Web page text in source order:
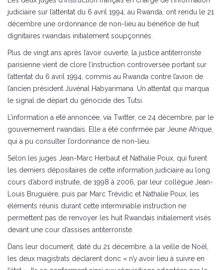
judiciaire sur l’attentat du 6 avril 1994, au Rwanda, ont rendu le 21
décembre une ordonnance de non-lieu au bénéfice de huit
dignitaires rwandais initialement soupçonnés.
Plus de vingt ans après l’avoir ouverte, la justice antiterroriste
parisienne vient de clore l’instruction controversée portant sur
l’attentat du 6 avril 1994, commis au Rwanda contre l’avion de
l’ancien président Juvénal Habyarimana. Un attentat qui marqua
le signal de départ du génocide des Tutsi.
L’information a été annoncée, via Twitter, ce 24 décembre, par le
gouvernement rwandais. Elle a été confirmée par Jeune Afrique,
qui a pu consulter l’ordonnance de non-lieu.
Selon les juges Jean-Marc Herbaut et Nathalie Poux, qui furent
les derniers dépositaires de cette information judiciaire au long
cours d’abord instruite, de 1998 à 2006, par leur collègue Jean-
Louis Bruguière, puis par Marc Trévidic et Nathalie Poux, les
éléments réunis durant cette interminable instruction ne
permettent pas de renvoyer les huit Rwandais initialement visés
devant une cour d’assises antiterroriste.
Dans leur document, daté du 21 décembre, à la veille de Noël,
les deux magistrats déclarent donc « n’y avoir lieu à suivre en